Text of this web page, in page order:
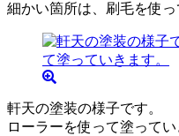
細かい箇所は、刷毛を使っ
軒天の塗装の様子です。
ローラーを使って塗ってい